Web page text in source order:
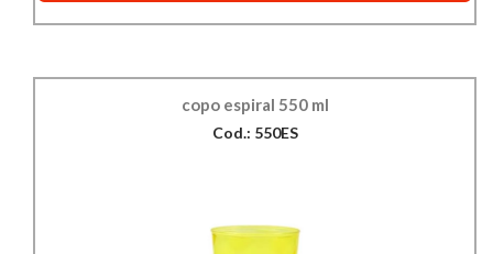
copo espiral 550 ml
Cod.: 550ES